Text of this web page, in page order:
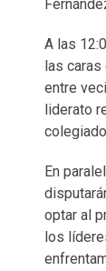
A las
las caras
entre
liderato
En
optar al
los